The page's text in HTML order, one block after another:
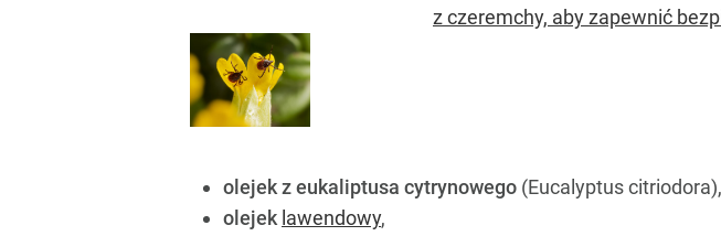
z czeremchy, aby zapewnić
olejek z eukaliptusa cytrynowego (Eucalyptus citriodora),
olejek lawendowy,